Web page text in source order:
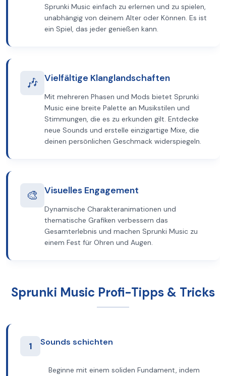
Sprunki Music einfach zu erlernen und zu spielen,
unabhängig von deinem Alter oder Können. Es ist
ein Spiel, das jeder genießen kann.
🎶 Vielfältige Klanglandschaften
Mit mehreren Phasen und Mods bietet Sprunki
Music eine breite Palette an Musikstilen und
Stimmungen, die es zu erkunden gilt. Entdecke
neue Sounds und erstelle einzigartige Mixe, die
deinen persönlichen Geschmack widerspiegeln.
🎨 Visuelles Engagement
Dynamische Charakteranimationen und
thematische Grafiken verbessern das
Gesamterlebnis und machen Sprunki Music zu
einem Fest für Ohren und Augen.
Sprunki Music Profi-Tipps & Tricks
1 Sounds schichten
Beginne mit einem soliden Fundament, indem